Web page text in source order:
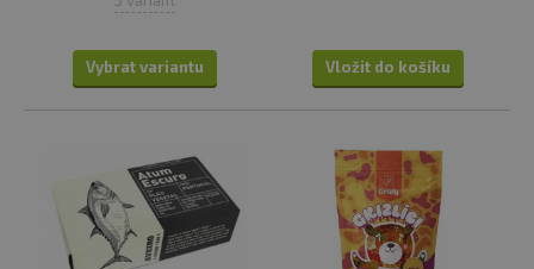
Vybrat variantu Vložit do košíku